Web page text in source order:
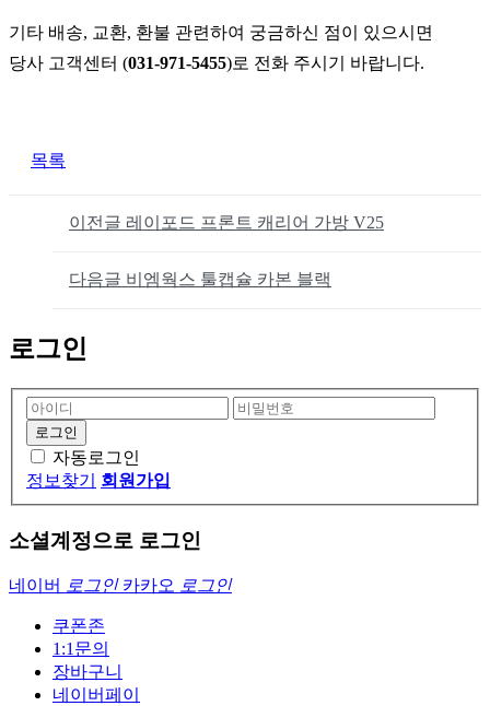
기타 배송, 교환, 환불 관련하여 궁금하신 점이 있으시면
당사 고객센터 (031-971-5455)로 전화 주시기 바랍니다.
목록
이전글 레이포드 프론트 캐리어 가방 V25
다음글 비엠웍스 툴캡슐 카본 블랙
로그인
자동로그인
정보찾기
회원가입
소셜계정으로 로그인
네이버 로그인 카카오 로그인
쿠폰존
1:1문의
장바구니
네이버페이